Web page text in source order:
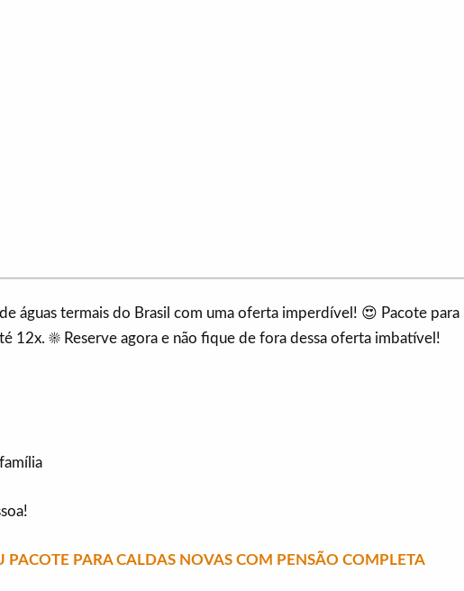
águas termais do Brasil com uma oferta imperdível! 😍 Pacote para
12x. ☀️ Reserve agora e não fique de fora dessa oferta imbatível!
PACOTE PARA CALDAS NOVAS COM PENSÃO COMPLETA